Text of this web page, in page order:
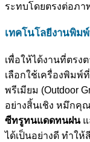
ระทบโดยตรงต่อภ
เทคโนโลยีงานพิม
เพื่อให้ได้งานที่ตรง
เลือกใช้เครื่องพิมพ์
พรีเมียม (Outdoor
อย่างสิ้นเชิง หมึกคุ
ซีทรูทนแดดทนฝนแ
ได้เป็นอย่างดี ทำให้